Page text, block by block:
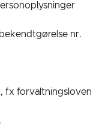
nr.
fx forvaltningsloven